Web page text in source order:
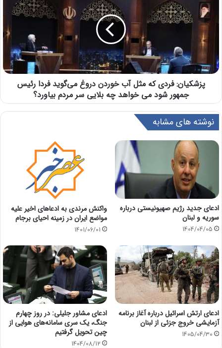
پزشکیان: فردی که مثل آب خوردن دروغ می‌گوید فردا رئیس
جمهور شود می خواهد چه بلایی سر مردم بیاورد؟
نوشته های مشابه
ادعای جدید رژیم صهیونیستی درباره
سوریه و لبنان
1404/04/05
واکنش مرندی به ادعاهای اخیر علیه
مواضع ایران در زمینه احیای برجام
1401/06/01
ادعای ارتش اسرائیل درباره آغاز برنامه
آزمایشی خروج جزئی از لبنان
1405/04/30
ادعای مشاور جلیلی: در روز چهارم
جنگ، یک سری سامانه‌های هوایی از
چین تحویل گرفتیم
1404/08/12